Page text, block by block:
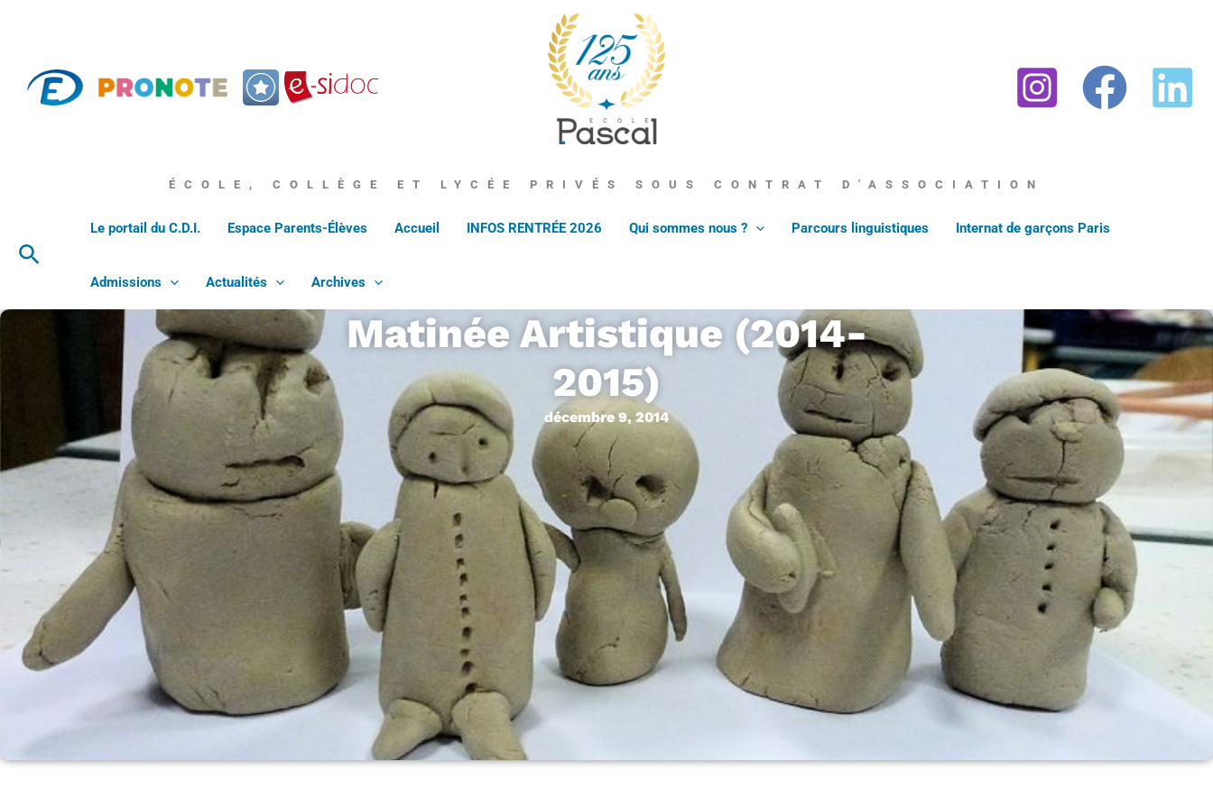
ÉCOLE, COLLÈGE ET LYCÉE PRIVÉS SOUS CONTRAT D'ASSOCIATION
Rechercher
Le portail du C.D.I. Espace Parents-Élèves Accueil INFOS RENTRÉE 2026 Qui sommes nous ? Parcours linguistiques Internat de garçons Paris
Admissions Actualités Archives
Matinée Artistique (2014-
2015)
décembre 9, 2014